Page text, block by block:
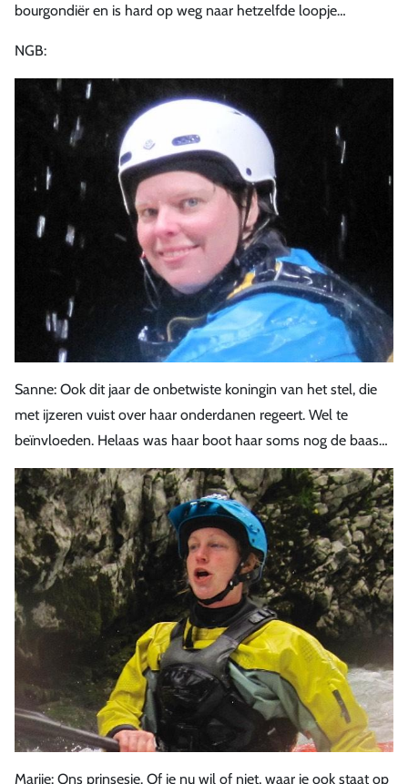
bourgondiër en is hard op weg naar hetzelfde loopje…
NGB:
Sanne: Ook dit jaar de onbetwiste koningin van het stel, die
met ijzeren vuist over haar onderdanen regeert. Wel te
beïnvloeden. Helaas was haar boot haar soms nog de baas…
Marije: Ons prinsesje. Of je nu wil of niet, waar je ook staat op